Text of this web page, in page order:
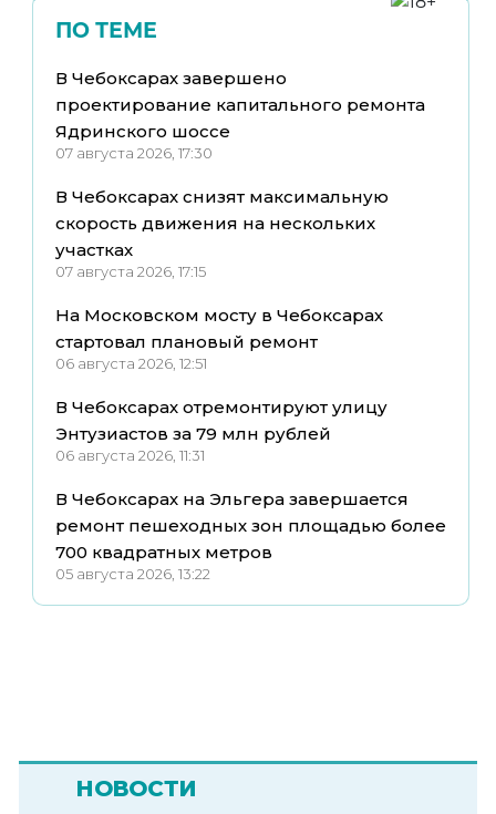
ПО ТЕМЕ
В Чебоксарах завершено
проектирование капитального ремонта
Ядринского шоссе
07 августа 2026, 17:30
В Чебоксарах снизят максимальную
скорость движения на нескольких
участках
07 августа 2026, 17:15
На Московском мосту в Чебоксарах
стартовал плановый ремонт
06 августа 2026, 12:51
В Чебоксарах отремонтируют улицу
Энтузиастов за 79 млн рублей
06 августа 2026, 11:31
В Чебоксарах на Эльгера завершается
ремонт пешеходных зон площадью более
700 квадратных метров
05 августа 2026, 13:22
НОВОСТИ